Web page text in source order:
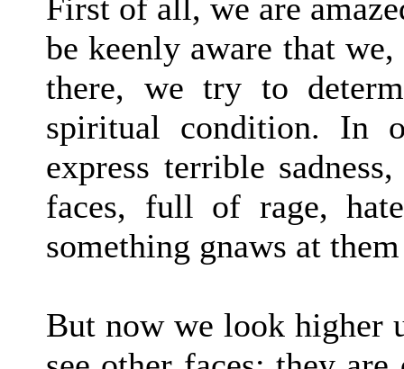
First of all, we are
be keenly aware that
there, we try to
spiritual condition. In
express terrible
faces, full of rage,
something gnaws at
But now we look higher